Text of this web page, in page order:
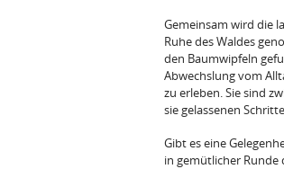
Gemeinsam wird die
Ruhe des Waldes
den Baumwipfeln
Abwechslung vom
zu erleben. Sie sind
sie gelassenen
Gibt es eine
in gemütlicher Runde